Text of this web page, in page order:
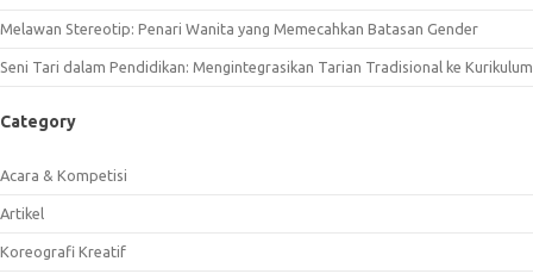
Melawan Stereotip: Penari Wanita yang Memecahkan Batasan Gender
Seni Tari dalam Pendidikan: Mengintegrasikan Tarian Tradisional ke Kurikulum
Category
Acara & Kompetisi
Artikel
Koreografi Kreatif